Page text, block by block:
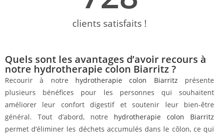
clients satisfaits !
Quels sont les avantages d’avoir recours à
notre hydrotherapie colon Biarritz ?
Recourir à notre hydrotherapie colon Biarritz présente
plusieurs bénéfices pour les personnes qui souhaitent
améliorer leur confort digestif et soutenir leur bien-être
général. Tout d’abord, notre hydrotherapie colon Biarritz
permet d’éliminer les déchets accumulés dans le côlon, ce qui